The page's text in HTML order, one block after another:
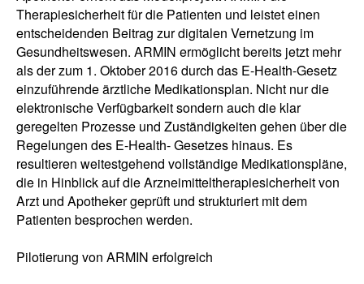
Therapiesicherheit für die Patienten und leistet einen
entscheidenden Beitrag zur digitalen Vernetzung im
Gesundheitswesen. ARMIN ermöglicht bereits jetzt mehr
als der zum 1. Oktober 2016 durch das E-Health-Gesetz
einzuführende ärztliche Medikationsplan. Nicht nur die
elektronische Verfügbarkeit sondern auch die klar
geregelten Prozesse und Zuständigkeiten gehen über die
Regelungen des E-Health- Gesetzes hinaus. Es
resultieren weitestgehend vollständige Medikationspläne,
die in Hinblick auf die Arzneimitteltherapiesicherheit von
Arzt und Apotheker geprüft und strukturiert mit dem
Patienten besprochen werden.
Pilotierung von ARMIN erfolgreich